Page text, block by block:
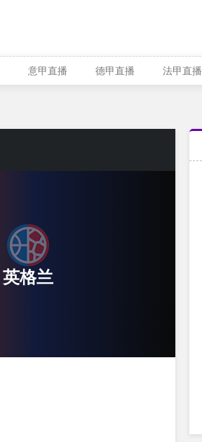
意甲直播 德甲直播 法甲直播
英格兰